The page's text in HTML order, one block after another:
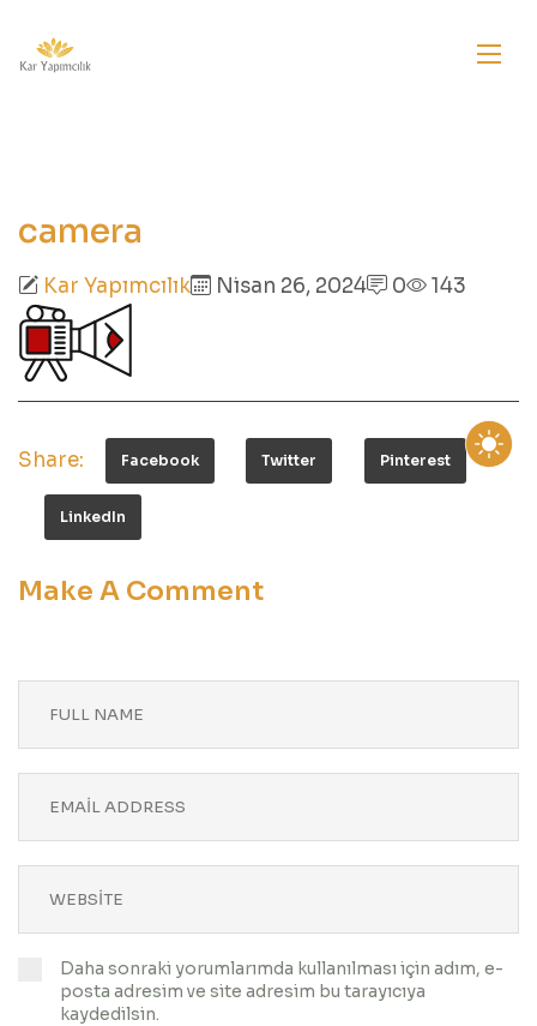
camera
Kar Yapımcılık Nisan 26, 2024 0 143
Share: Facebook Twitter Pinterest
LinkedIn
Make A Comment
Daha sonraki yorumlarımda kullanılması için adım, e-
posta adresim ve site adresim bu tarayıcıya
kaydedilsin.